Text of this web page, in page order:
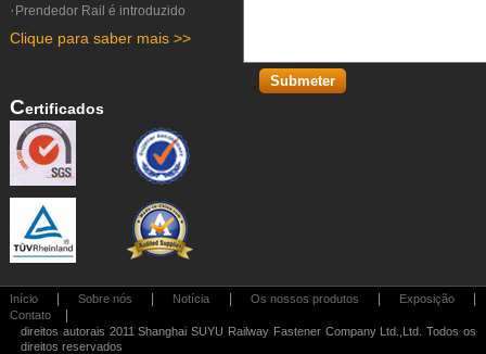
· Prendedor Rail é introduzido
Clique para saber mais >>
CErtificados
Início | Sobre nós | Notícia | Os nossos produtos | Exposição |
Contato |
direitos autorais 2011 Shanghai SUYU Railway Fastener Company Ltd.,Ltd. Todos os
direitos reservados